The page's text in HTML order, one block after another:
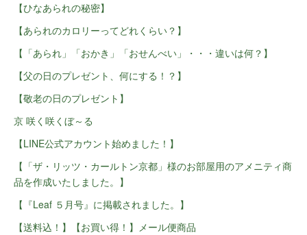
【ひなあられの秘密】
【あられのカロリーってどれくらい？】
【「あられ」「おかき」「おせんべい」・・・違いは何？】
【父の日のプレゼント、何にする！？】
【敬老の日のプレゼント】
京 咲く咲くぼ～る
【LINE公式アカウント始めました！】
【「ザ・リッツ・カールトン京都」様のお部屋用のアメニティ商
品を作成いたしました。】
【『Leaf ５月号』に掲載されました。】
【送料込！】【お買い得！】メール便商品